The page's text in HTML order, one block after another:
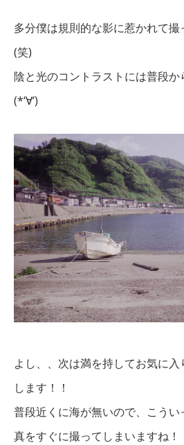
多分僕は規則的な影に惹かれて
(笑)
陰と光のコントラストには普段
(*‘∀‘)
よし、、次は満を持してお気に
します！！
普段近くに海が無いので、こう
真をすぐに撮ってしまいますね！